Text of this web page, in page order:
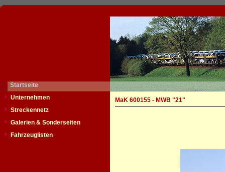
Startseite
Unternehmen
Streckennetz
Galerien & Sonderseiten
Fahrzeuglisten
MaK 600155 - MWB "21"